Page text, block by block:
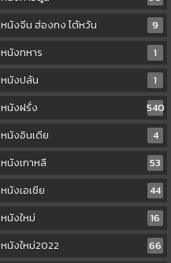
หนังจีน ฮ่องกง ไต้หวัน
9
หนังทหาร
1
หนังปล้น
1
หนังฝรั่ง
540
หนังอินเดีย
4
หนังเกาหลี
53
หนังเอเชีย
44
หนังใหม่
16
หนังใหม่2022
66